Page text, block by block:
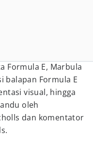
Formula E, Marbula
balapan Formula E
visual, hingga
oleh
dan komentator